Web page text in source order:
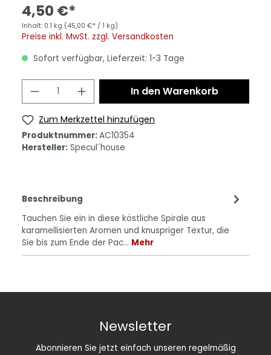
4,50 €*
Inhalt: 0.1 kg (45,00 €* / 1 kg)
Preise inkl. MwSt. zzgl. Versandkosten
Sofort verfügbar, Lieferzeit: 1-3 Tage
In den Warenkorb
Zum Merkzettel hinzufügen
Produktnummer:AC10354
Hersteller: Specul´house
Beschreibung
Tauchen Sie ein in diese köstliche Spirale aus
karamellisierten Aromen und knuspriger Textur, die
Sie bis zum Ende der Pac… Mehr
Newsletter
Abonnieren Sie jetzt einfach unseren regelmäßig